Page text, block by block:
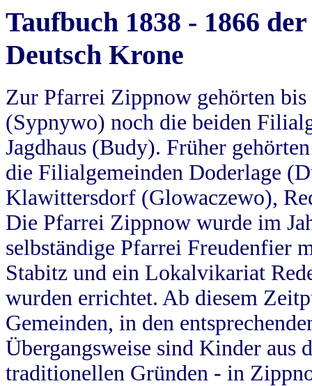
Taufbuch 1838 - 1866
Deutsch Krone
Zur Pfarrei Zippnow gehörten
(Sypnywo) noch die beiden
Jagdhaus (Budy). Früher
die Filialgemeinden Doderlage
Klawittersdorf (Glowaczewo),
Die Pfarrei Zippnow wurde im
selbständige Pfarrei Freudenfier
Stabitz und ein Lokalvikariat
wurden errichtet. Ab diesem
Gemeinden, in den
Übergangsweise sind Kinder aus
traditionellen Gründen - in